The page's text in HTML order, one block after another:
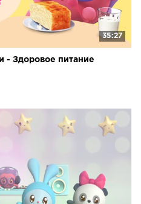
35:27
- Здоровое питание